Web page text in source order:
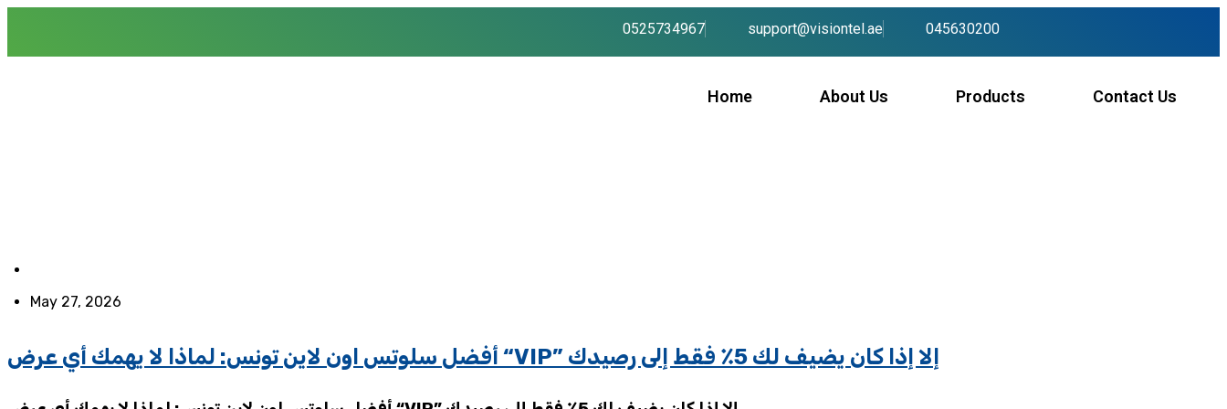
0525734967 support@visiontel.ae 045630200
Home About Us Products Contact Us
May 27, 2026
أفضل سلوتس اون لاين تونس: لماذا لا يهمك أي عرض “VIP” إلا إذا كان يضيف لك 5٪ فقط إلى رصيدك